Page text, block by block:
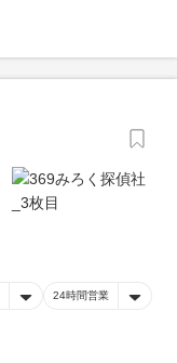
24時間営業